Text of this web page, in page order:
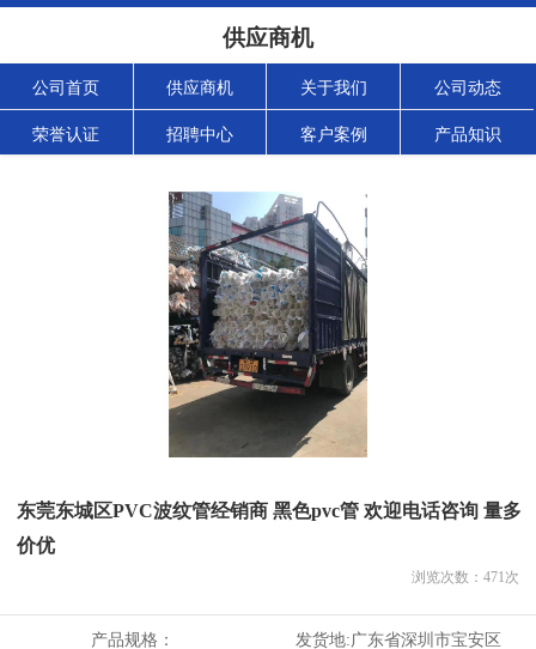
供应商机
公司首页 供应商机 关于我们 公司动态
荣誉认证 招聘中心 客户案例 产品知识
东莞东城区PVC波纹管经销商 黑色pvc管 欢迎电话咨询 量多
价优
浏览次数： 471次
产品规格： 发货地:广东省深圳市宝安区